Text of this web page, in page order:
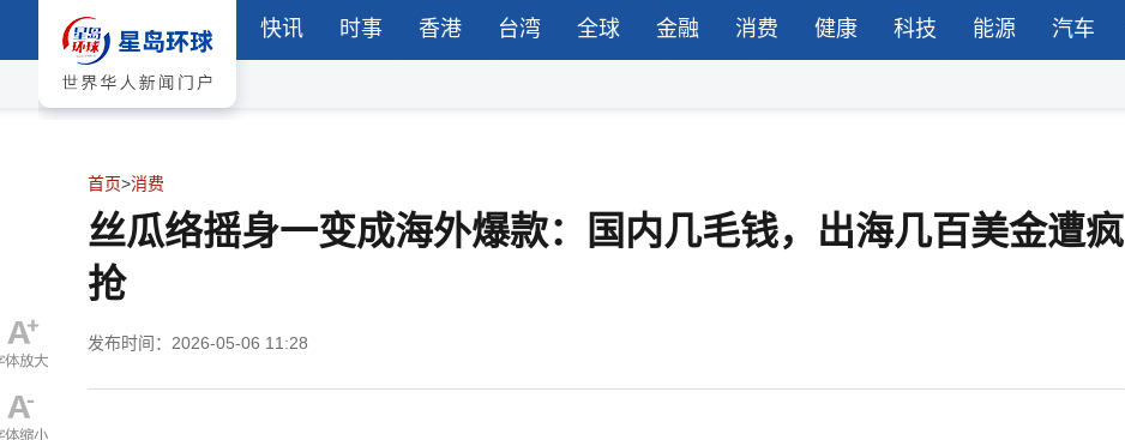
快讯 时事 香港 台湾 全球 金融 消费 健康 科技 能源 汽车
首页>消费
丝瓜络摇身一变成海外爆款：国内几毛钱，出海几百美金遭疯
抢
发布时间：2026-05-06 11:28